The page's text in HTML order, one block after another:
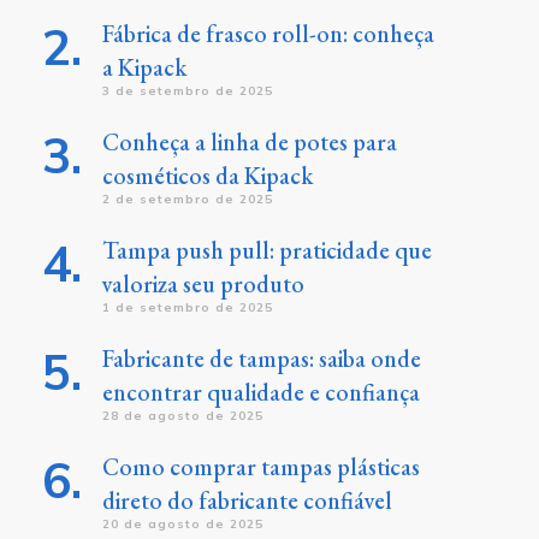
Fábrica de frasco roll-on: conheça
a Kipack
3 de setembro de 2025
Conheça a linha de potes para
cosméticos da Kipack
2 de setembro de 2025
Tampa push pull: praticidade que
valoriza seu produto
1 de setembro de 2025
Fabricante de tampas: saiba onde
encontrar qualidade e confiança
28 de agosto de 2025
Como comprar tampas plásticas
direto do fabricante confiável
20 de agosto de 2025